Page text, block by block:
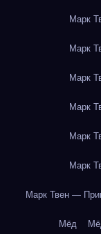
Марк
Марк
Марк
Марк
Марк
Марк
Марк Твен —
Мёд